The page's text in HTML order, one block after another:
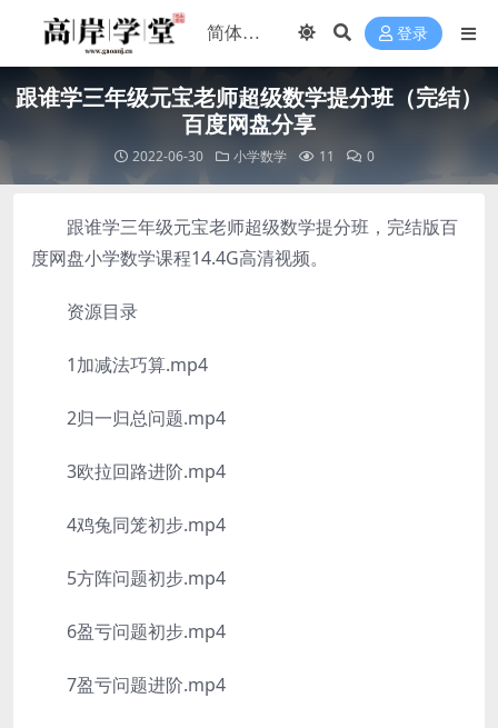
登录
跟谁学三年级元宝老师超级数学提分班（完结）
百度网盘分享
2022-06-30 小学数学 11 0
跟谁学三年级元宝老师超级数学提分班，完结版百
度网盘小学数学课程14.4G高清视频。
资源目录
1加减法巧算.mp4
2归一归总问题.mp4
3欧拉回路进阶.mp4
4鸡兔同笼初步.mp4
5方阵问题初步.mp4
6盈亏问题初步.mp4
7盈亏问题进阶.mp4